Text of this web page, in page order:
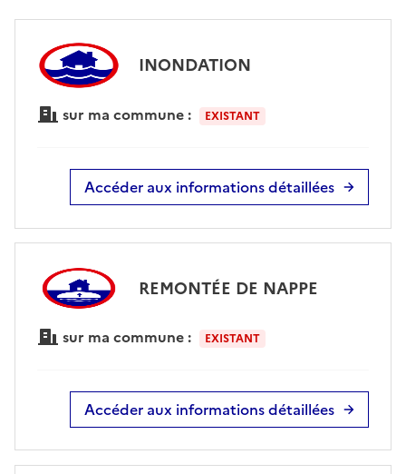
INONDATION
sur ma commune : EXISTANT
Accéder aux informations détaillées
REMONTÉE DE NAPPE
sur ma commune : EXISTANT
Accéder aux informations détaillées